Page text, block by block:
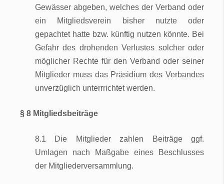
Gewässer abgeben, welches der Verband oder
ein Mitgliedsverein bisher nutzte oder
gepachtet hatte bzw. künftig nutzen könnte. Bei
Gefahr des drohenden Verlustes solcher oder
möglicher Rechte für den Verband oder seiner
Mitglieder muss das Präsidium des Verbandes
unverzüglich unterrrichtet werden.
§ 8 Mitgliedsbeiträge
8.1 Die Mitglieder zahlen Beiträge ggf.
Umlagen nach Maßgabe eines Beschlusses
der Mitgliederversammlung.